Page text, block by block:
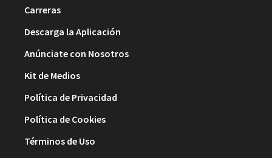
Carreras
Descarga la Aplicación
Anúnciate con Nosotros
Kit de Medios
Política de Privacidad
Política de Cookies
Términos de Uso